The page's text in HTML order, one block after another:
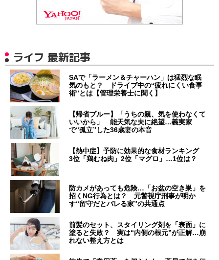
ライフ 最新記事
SAで「ラーメン＆チャーハン」は猛烈な眠
気のもと？ ドライブ中の“疲れにくい食事
術”とは【管理栄養士に聞く】
【帰省ブルー】「うちの親、気を使わなくて
いいから」 能天気な夫に絶望…義実家
で“孤立”した36歳妻の本音
【熱中症】予防に効果的な食材ランキング
3位「鶏むね肉」2位「マグロ」…1位は？
防カメがあっても危険…「お盆の空き巣」を
招くNG行為とは？ 元警視庁刑事が明か
す“留守だとバレる家”の共通点
前髪のセット、スタイリング剤を「表面」に
塗ると失敗？ 実は“内側の根元”が正解…崩
れない整え方とは